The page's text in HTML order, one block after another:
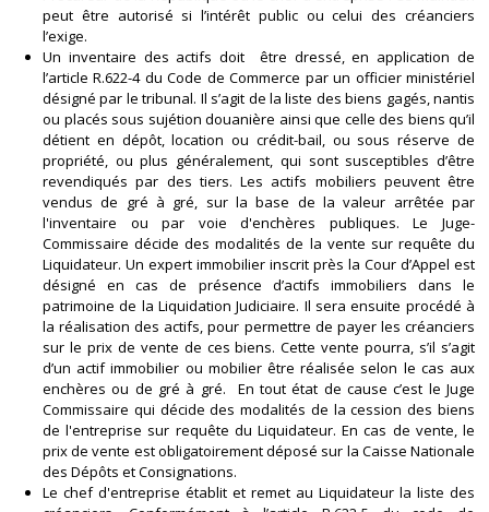
peut être autorisé si l’intérêt public ou celui des créanciers
l’exige.
Un inventaire des actifs doit être dressé, en application de
l’article R.622-4 du Code de Commerce par un officier ministériel
désigné par le tribunal. Il s’agit de la liste des biens gagés, nantis
ou placés sous sujétion douanière ainsi que celle des biens qu’il
détient en dépôt, location ou crédit-bail, ou sous réserve de
propriété, ou plus généralement, qui sont susceptibles d’être
revendiqués par des tiers. Les actifs mobiliers peuvent être
vendus de gré à gré, sur la base de la valeur arrêtée par
l'inventaire ou par voie d'enchères publiques. Le Juge-
Commissaire décide des modalités de la vente sur requête du
Liquidateur. Un expert immobilier inscrit près la Cour d’Appel est
désigné en cas de présence d’actifs immobiliers dans le
patrimoine de la Liquidation Judiciaire. Il sera ensuite procédé à
la réalisation des actifs, pour permettre de payer les créanciers
sur le prix de vente de ces biens. Cette vente pourra, s’il s’agit
d’un actif immobilier ou mobilier être réalisée selon le cas aux
enchères ou de gré à gré. En tout état de cause c’est le Juge
Commissaire qui décide des modalités de la cession des biens
de l'entreprise sur requête du Liquidateur. En cas de vente, le
prix de vente est obligatoirement déposé sur la Caisse Nationale
des Dépôts et Consignations.
Le chef d'entreprise établit et remet au Liquidateur la liste des